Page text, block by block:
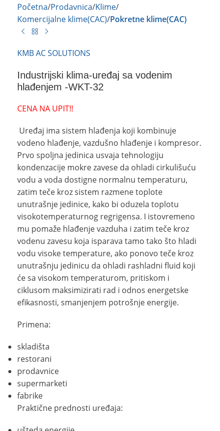
Početna Prodavnica Klime
Komercijalne klime(CAC) Pokretne klime(CAC)
KMB AC SOLUTIONS
Industrijski klima-uređaj sa vodenim
hlađenjem -WKT-32
CENA NA UPIT!!
Uređaj ima sistem hlađenja koji kombinuje
vodeno hlađenje, vazdušno hlađenje i kompresor.
Prvo spoljna jedinica usvaja tehnologiju
kondenzacije mokre zavese da ohladi cirkulišuću
vodu a voda dostigne normalnu temperaturu,
zatim teče kroz sistem razmene toplote
unutrašnje jedinice, kako bi oduzela toplotu
visokotemperaturnog regrigensa. I istovremeno
mu pomaže hlađenje vazduha i zatim teče kroz
vodenu zavesu koja isparava tamo tako što hladi
vodu visoke temperature, ako ponovo teče kroz
unutrašnju jedinicu da ohladi rashladni fluid koji
će sa visokom temperaturom, pritiskom i
ciklusom maksimizirati rad i odnos energetske
efikasnosti, smanjenjem potrošnje energije.
Primena:
skladišta
restorani
prodavnice
supermarketi
fabrike
Praktične prednosti uređaja: